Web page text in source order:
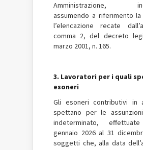
Amministrazione,
assumendo a riferimento
l’elencazione recate
comma 2, del decreto
marzo 2001, n. 165.
3. Lavoratori per i quali
esoneri
Gli esoneri contributivi in
spettano per le
indeterminato,
gennaio 2026 al 31
soggetti che, alla data